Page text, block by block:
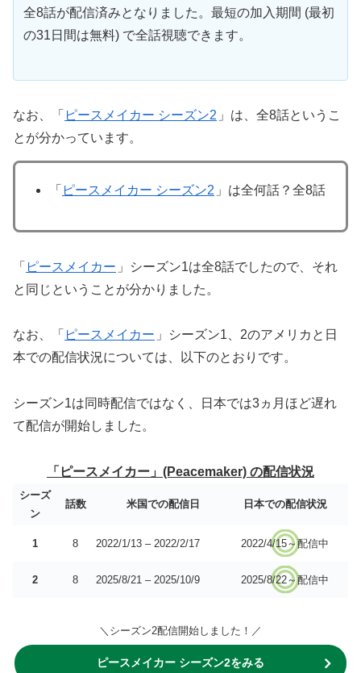
全8話が配信済みとなりました。最短の加入期間 (最初
の31日間は無料) で全話視聴できます。
なお、「 ピースメイカー シーズン2 」は、全8話というこ
とが分かっています。
「 ピースメイカー シーズン2 」は全何話？全8話
「 ピースメイカー 」シーズン1は全8話でしたので、それ
と同じということが分かりました。
なお、「 ピースメイカー 」シーズン1、2のアメリカと日
本での配信状況については、以下のとおりです。
シーズン1は同時配信ではなく、日本では3ヵ月ほど遅れ
て配信が開始しました。
「ピースメイカー」(Peacemaker) の配信状況
シーズ
ン
話数 米国での配信日 日本での配信状況
1 8 2022/1/13 – 2022/2/17 2022/4/15～配信中
2 8 2025/8/21 – 2025/10/9 2025/8/22～配信中
＼シーズン2配信開始しました！／
ピースメイカー シーズン2をみる